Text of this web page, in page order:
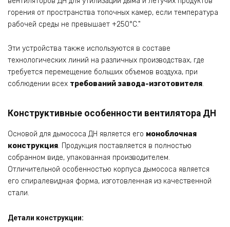
горения от пространства топочных камер, если температура
рабочей среды не превышает +250°С.
Эти устройства также используются в составе
технологических линий на различных производствах, где
требуется перемещение больших объемов воздуха, при
соблюдении всех требований завода-изготовителя.
Конструктивные особенности вентилятора ДН
Основой для дымососа ДН является его моноблочная
конструкция. Продукция поставляется в полностью
собранном виде, упакованная производителем.
Отличительной особенностью корпуса дымососа является
его спиралевидная форма, изготовленная из качественной
стали.
Детали конструкции: